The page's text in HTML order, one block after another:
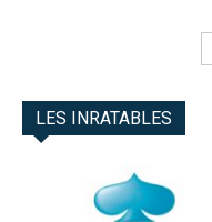
LES INRATABLES